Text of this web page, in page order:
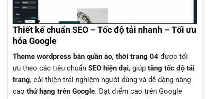
Thiết kế chuẩn SEO – Tốc độ tải nhanh – Tối ưu
hóa Google
Theme wordpress bán quần áo, thời trang 04 được tối
ưu theo các tiêu chuẩn SEO hiện đại, giúp tăng tốc độ tải
trang, cải thiện trải nghiệm người dùng và dễ dàng nâng
cao thứ hạng trên Google. Đạt điểm cao trên Google